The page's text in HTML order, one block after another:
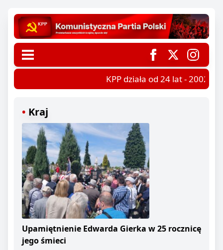
KPP działa od 24 lat - 2002-
Kraj
Upamiętnienie Edwarda Gierka w 25 rocznicę
jego śmieci